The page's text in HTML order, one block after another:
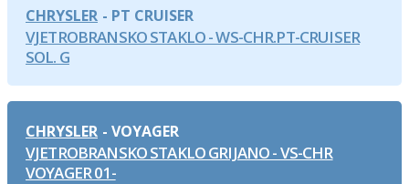
CHRYSLER
VJETROBRANSKO STAKLO - WS-CHR.PT-CRUISER
SOL. G
PT CRUISER
CHRYSLER
VJETROBRANSKO STAKLO GRIJANO - VS-CHR
VOYAGER 01-
VOYAGER